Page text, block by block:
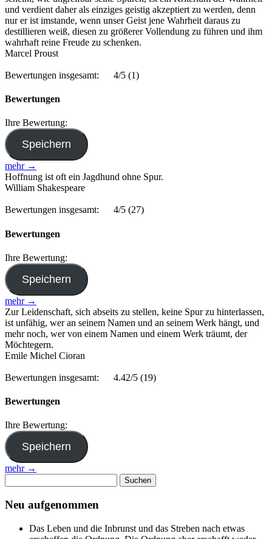
und verdient daher als einziges geistig akzeptiert zu werden, denn
nur er ist imstande, wenn unser Geist jene Wahrheit daraus zu
destillieren weiß, diesen zu größerer Vollendung zu führen und ihm
wahrhaft reine Freude zu schenken.
Marcel Proust
Bewertungen insgesamt: 4/5 (1)
Bewertungen
Ihre Bewertung:
mehr →
Hoffnung ist oft ein Jagdhund ohne Spur.
William Shakespeare
Bewertungen insgesamt: 4/5 (27)
Bewertungen
Ihre Bewertung:
mehr →
Zur Leidenschaft, sich abseits zu stellen, keine Spur zu hinterlassen,
ist unfähig, wer an seinem Namen und an seinem Werk hängt, und
mehr noch, wer von einem Namen und einem Werk träumt, der
Möchtegern.
Emile Michel Cioran
Bewertungen insgesamt: 4.42/5 (19)
Bewertungen
Ihre Bewertung:
mehr →
nach:
Neu aufgenommen
Das Leben und die Inbrunst und das Streben nach etwas